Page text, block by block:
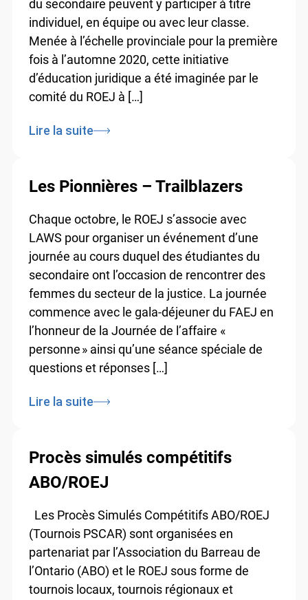
du secondaire peuvent y participer à titre
individuel, en équipe ou avec leur classe.
Menée à l’échelle provinciale pour la première
fois à l’automne 2020, cette initiative
d’éducation juridique a été imaginée par le
comité du ROEJ à […]
Lire la suite
Les Pionnières – Trailblazers
Chaque octobre, le ROEJ s’associe avec
LAWS pour organiser un événement d’une
journée au cours duquel des étudiantes du
secondaire ont l’occasion de rencontrer des
femmes du secteur de la justice. La journée
commence avec le gala-déjeuner du FAEJ en
l’honneur de la Journée de l’affaire «
personne » ainsi qu’une séance spéciale de
questions et réponses […]
Lire la suite
Procès simulés compétitifs
ABO/ROEJ
Les Procès Simulés Compétitifs ABO/ROEJ
(Tournois PSCAR) sont organisées en
partenariat par l’Association du Barreau de
l’Ontario (ABO) et le ROEJ sous forme de
tournois locaux, tournois régionaux et